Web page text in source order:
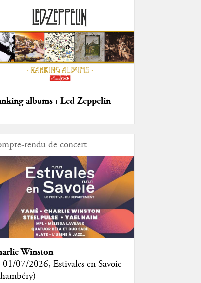
albums : Led Zeppelin
rendu de concert
Winston
01/07/2026, Estivales en Savoie